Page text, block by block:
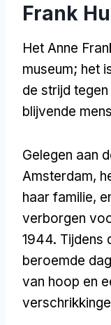
Frank
Het Anne
museum; het
de strijd
blijvende
Gelegen aan
Amsterdam,
haar familie,
verborgen
1944. Tijdens
beroemde
van hoop en